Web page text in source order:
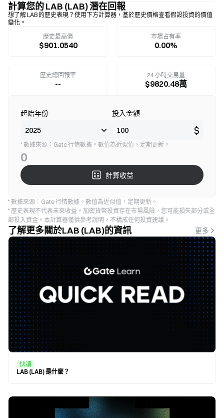
計算您的 LAB (LAB) 潛在回報
想了解 LAB 的歷史表現？使用下方計算器，基於歷史價格查看假設投資的價值
變化。
歷史最高價
$901.0540
市場占有率
0.00%
歷史總回報率
--
24 小時交易量
$9820.48萬
起始年份 投入金額
$
* 數據來源：Gate 行情數據。數值為近似值，定期更新。
0
計算收益
* 數據來源：Gate 行情數據。數值為近似值，定期更新。
* 歷史表現不代表未來收益。加密貨幣投資存在市場風險，您可能損失部分或全
部投入資金。本計算器僅供參考說明，不構成任何投資建議。
了解更多關於LAB (LAB)的資訊 更多
快讀
LAB (LAB) 是什麼？